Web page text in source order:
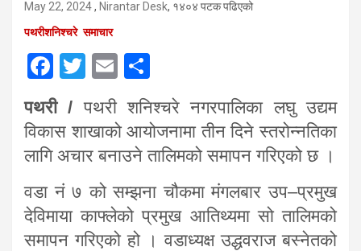
May 22, 2024, Nirantar Desk, १४०४ पटक पढिएको
पथरीशनिश्चरे समाचार
F
a
ce
b
o
o
k
T
wi
tt
er
E
m
ail ar
e
पथरी / पथरी शनिश्चरे नगरपालिका लघु उद्यम
विकास शाखाको आयोजनामा तीन दिने स्तरोन्नतिका
लागि अचार बनाउने तालिमको समापन गरिएको छ ।
वडा नं ७ को सम्झना चौकमा मंगलबार उप–प्रमुख
देविमाया काफ्लेको प्रमुख आतिथ्यमा सो तालिमको
समापन गरिएको हो । वडाध्यक्ष उद्धवराज बस्नेतको